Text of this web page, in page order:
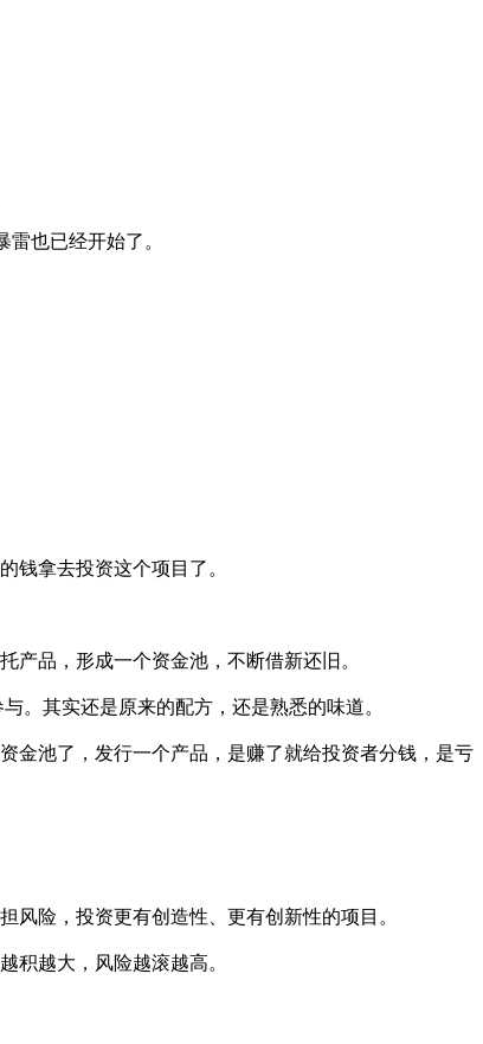
也已经开始了。
钱拿去投资这个项目了。
品，形成一个资金池，不断借新还旧。
。其实还是原来的配方，还是熟悉的味道。
金池了，发行一个产品，是赚了就给投资者分钱，是亏
险，投资更有创造性、更有创新性的项目。
积越大，风险越滚越高。